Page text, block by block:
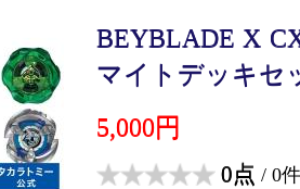
BEYBLADE X
マイトデッキセ
5,000円
0点 / 0件